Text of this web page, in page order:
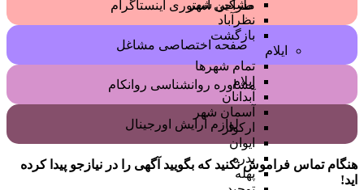
مشکین شهر
نظرآباد
بازگشت
ایلام
تمام شهر‌ها
ایلام
آبدانان
آسمان شهر
ارکواز
ایوان
بدره
پهله
طراحی استوری اینستاگرام
صفحه اختصاصی مشاغل
مشاوره روانشناسی روانکام
لوازم آرایش اورجینال
هنگام تماس فراموش نکنید که بگویید آگهی را در نیازجو پیدا کرده
اید!